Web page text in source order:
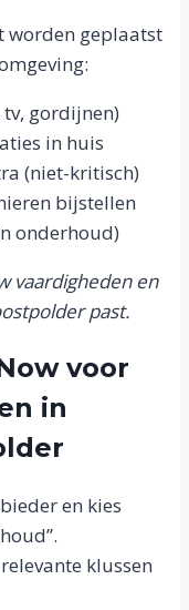
worden geplaatst
gordijnen)
in huis
(niet-kritisch)
bijstellen
onderhoud)
vaardigheden en
past.
voor
in
en kies
klussen